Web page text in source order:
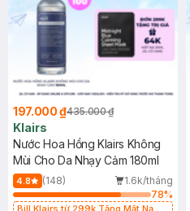
197.000 ₫435.000 ₫
Klairs
Nước Hoa Hồng Klairs Không
Mùi Cho Da Nhạy Cảm 180ml
4.8 (148)
1.6k/tháng
78%
Bill Klairs từ 299k Tặng Mặt Nạ